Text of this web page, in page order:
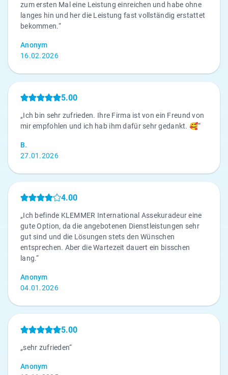
zum ersten Mal eine Leistung einreichen und habe ohne
langes hin und her die Leistung fast vollständig erstattet
bekommen.“
Anonym
16.02.2026
5.00
„Ich bin sehr zufrieden. Ihre Firma ist von ein Freund von
mir empfohlen und ich hab ihm dafür sehr gedankt. 🥰“
B.
27.01.2026
4.00
„Ich befinde KLEMMER International Assekuradeur eine
gute Option, da die angebotenen Dienstleistungen sehr
gut sind und die Lösungen stets den Wünschen
entsprechen. Aber die Wartezeit dauert ein bisschen
lang.“
Anonym
04.01.2026
5.00
„sehr zufrieden“
Anonym